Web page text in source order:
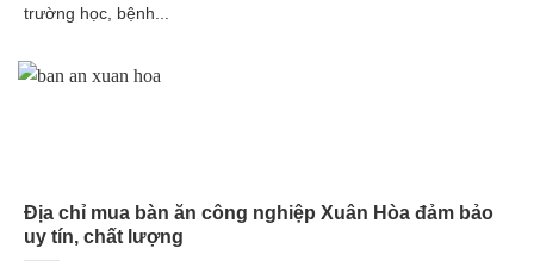
trường học, bệnh...
Địa chỉ mua bàn ăn công nghiệp Xuân Hòa đảm bảo
uy tín, chất lượng